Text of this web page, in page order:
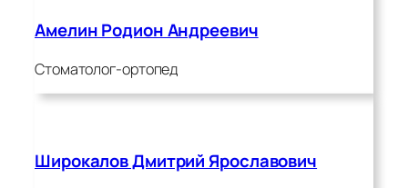
Амелин Родион Андреевич
Стоматолог-ортопед
Широкалов Дмитрий Ярославович